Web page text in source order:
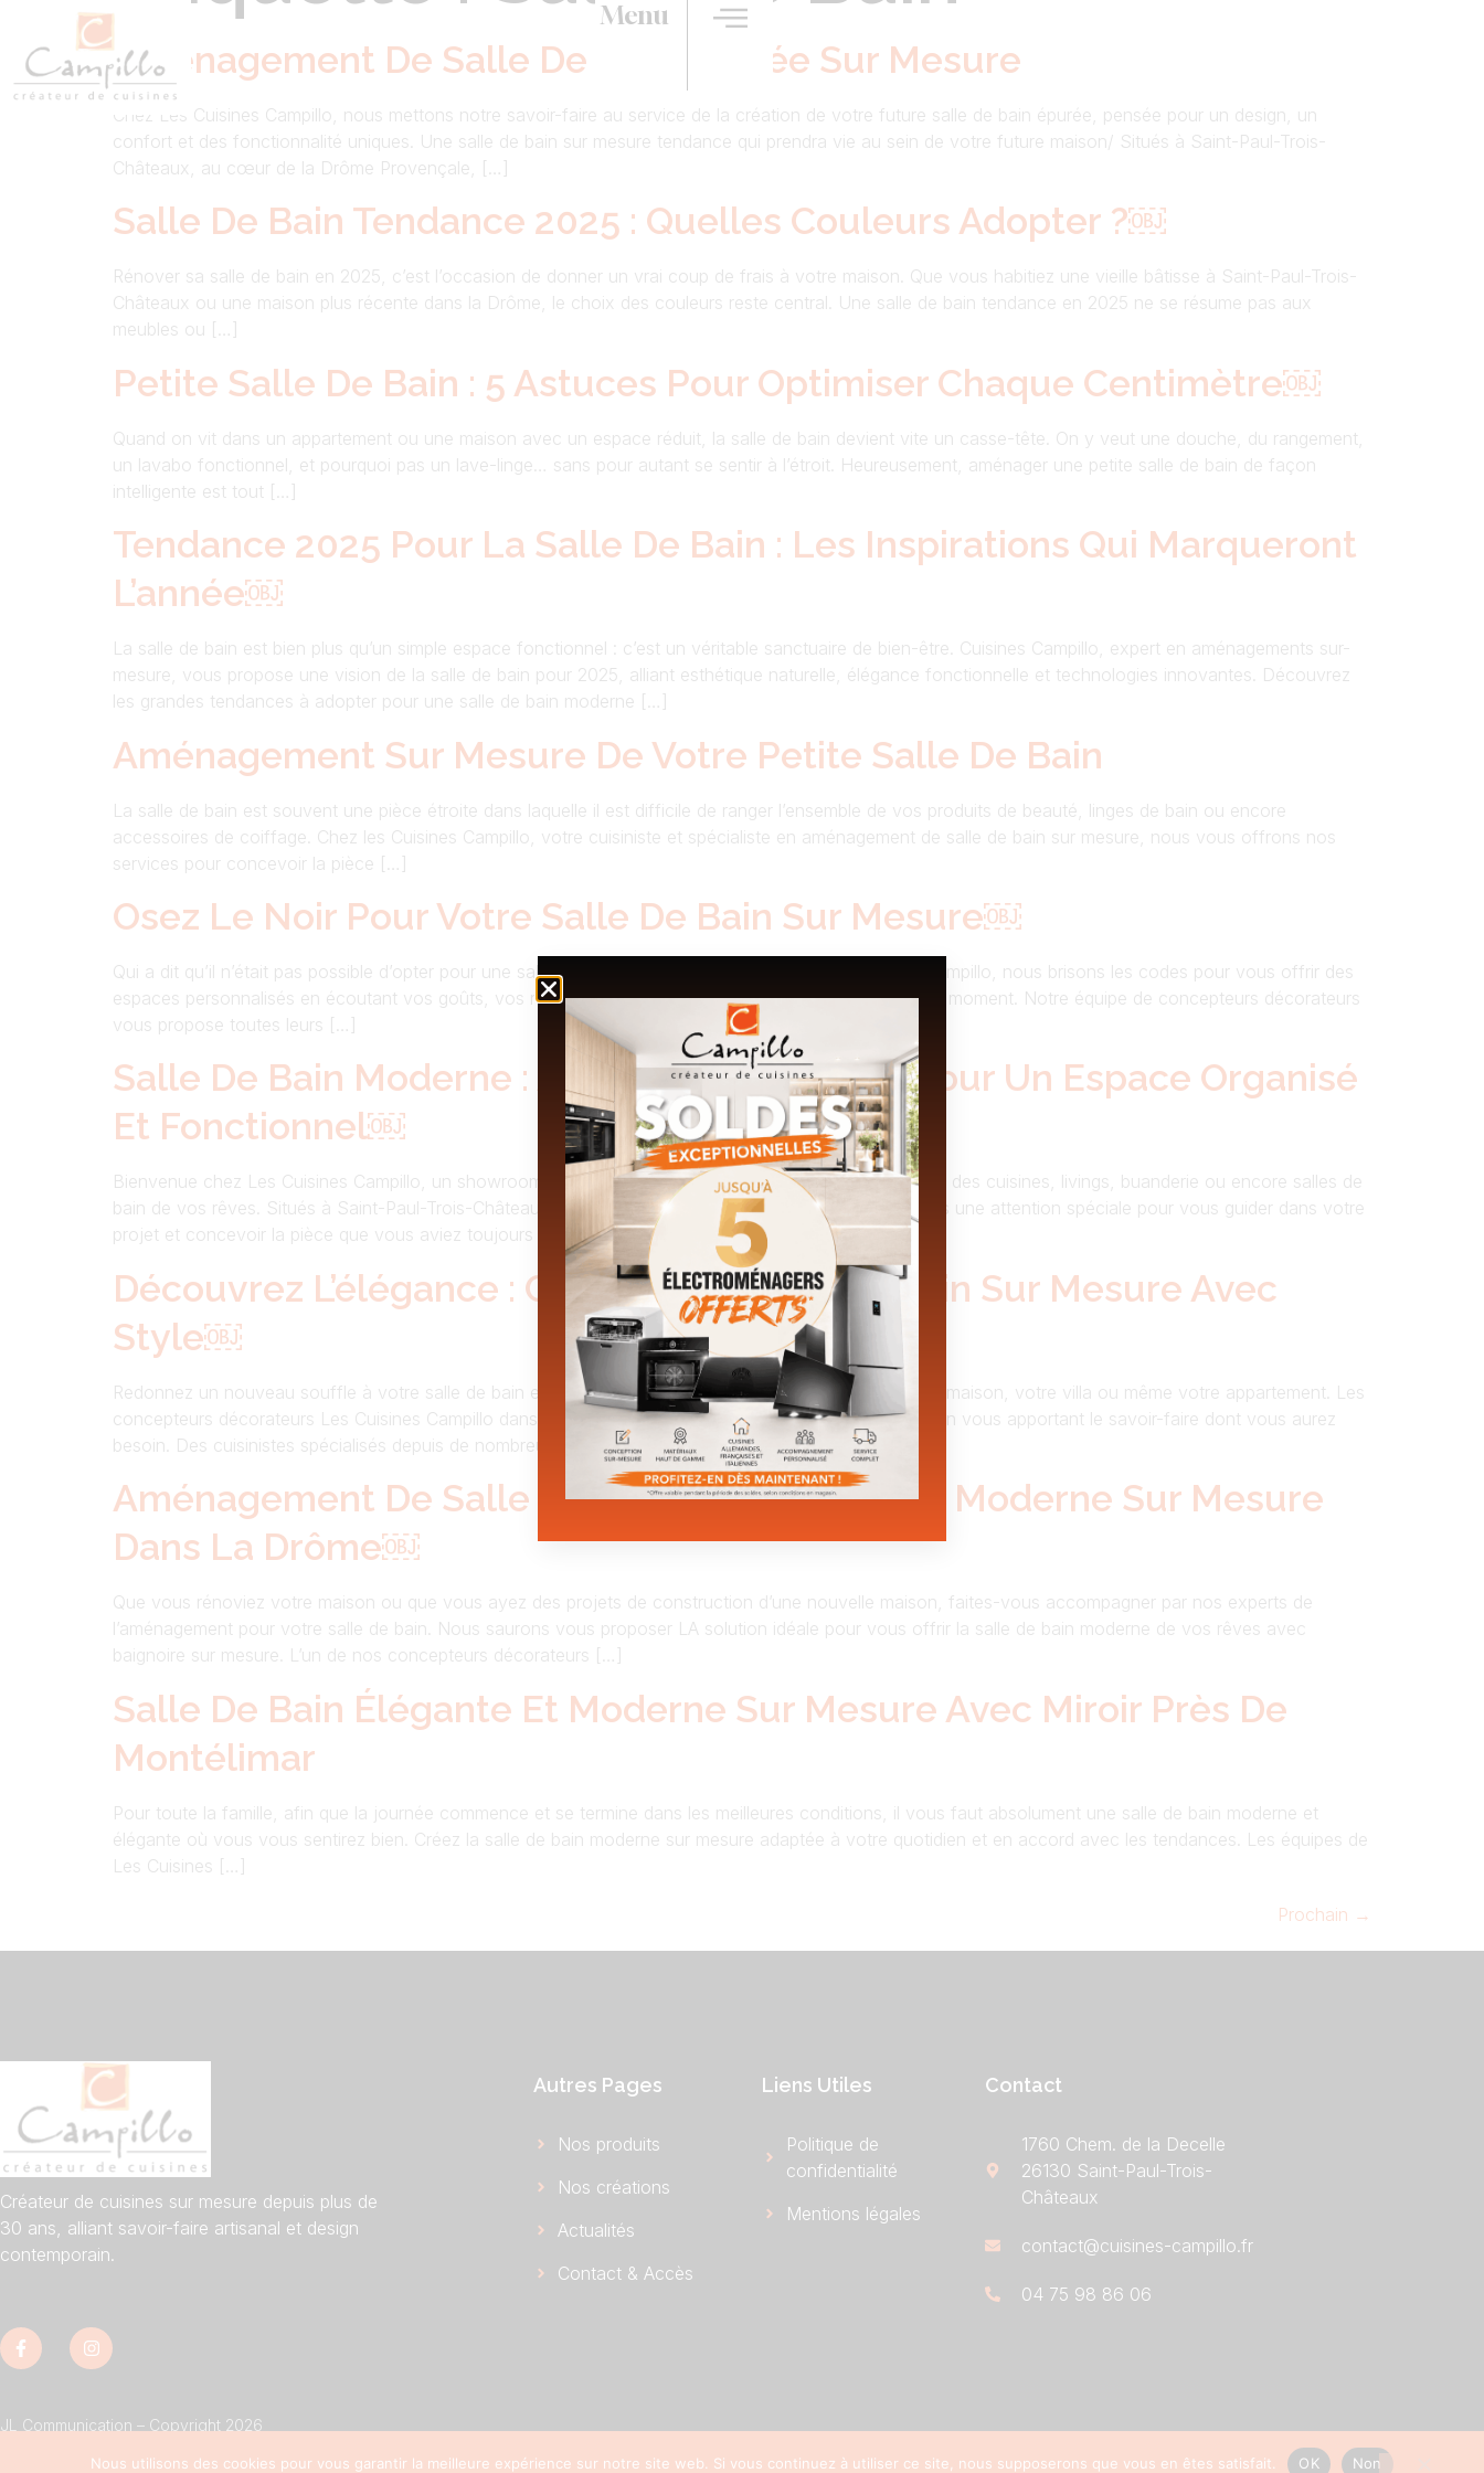
Menu
Aménagement De Salle De Bain Épurée Sur Mesure
Chez Les Cuisines Campillo, nous mettons notre savoir-faire au service de la création de votre future salle de bain épurée, pensée pour un design, un
confort et des fonctionnalité uniques. Une salle de bain sur mesure tendance qui prendra vie au sein de votre future maison/ Situés à Saint-Paul-Trois-
Châteaux, au cœur de la Drôme Provençale, […]
Salle De Bain Tendance 2025 : Quelles Couleurs Adopter ?￼
Rénover sa salle de bain en 2025, c’est l’occasion de donner un vrai coup de frais à votre maison. Que vous habitiez une vieille bâtisse à Saint-Paul-Trois-
Châteaux ou une maison plus récente dans la Drôme, le choix des couleurs reste central. Une salle de bain tendance en 2025 ne se résume pas aux
meubles ou […]
Petite Salle De Bain : 5 Astuces Pour Optimiser Chaque Centimètre￼
Quand on vit dans un appartement ou une maison avec un espace réduit, la salle de bain devient vite un casse-tête. On y veut une douche, du rangement,
un lavabo fonctionnel, et pourquoi pas un lave-linge… sans pour autant se sentir à l’étroit. Heureusement, aménager une petite salle de bain de façon
intelligente est tout […]
Tendance 2025 Pour La Salle De Bain : Les Inspirations Qui Marqueront
L’année￼
La salle de bain est bien plus qu’un simple espace fonctionnel : c’est un véritable sanctuaire de bien-être. Cuisines Campillo, expert en aménagements sur-
mesure, vous propose une vision de la salle de bain pour 2025, alliant esthétique naturelle, élégance fonctionnelle et technologies innovantes. Découvrez
les grandes tendances à adopter pour une salle de bain moderne […]
Aménagement Sur Mesure De Votre Petite Salle De Bain
La salle de bain est souvent une pièce étroite dans laquelle il est difficile de ranger l’ensemble de vos produits de beauté, linges de bain ou encore
accessoires de coiffage. Chez les Cuisines Campillo, votre cuisiniste et spécialiste en aménagement de salle de bain sur mesure, nous vous offrons nos
services pour concevoir la pièce […]
Osez Le Noir Pour Votre Salle De Bain Sur Mesure￼
Qui a dit qu’il n’était pas possible d’opter pour une salle de bain de couleur noire ? Chez Les Cuisines Campillo, nous brisons les codes pour vous offrir des
espaces personnalisés en écoutant vos goûts, vos rêves, tout en prenant en compte les tendances du moment. Notre équipe de concepteurs décorateurs
vous propose toutes leurs […]
Salle De Bain Moderne : Astuces Ingénieuses Pour Un Espace Organisé
Et Fonctionnel￼
Bienvenue chez Les Cuisines Campillo, un showroom entièrement dédié à la création de vos idées pour des cuisines, livings, buanderie ou encore salles de
bain de vos rêves. Situés à Saint-Paul-Trois-Châteaux près de Montélimar et d’Orange, nous accordons une attention spéciale pour vous guider dans votre
projet et concevoir la pièce que vous aviez toujours […]
Découvrez L’élégance : Créez Votre Salle De Bain Sur Mesure Avec
Style￼
Redonnez un nouveau souffle à votre salle de bain en la transformant en une pièce maîtresse de votre maison, votre villa ou même votre appartement. Les
concepteurs décorateurs Les Cuisines Campillo dans la Drôme vous accompagnent dans votre projet en vous apportant le savoir-faire dont vous aurez
besoin. Des cuisinistes spécialisés depuis de nombreuses années […]
Aménagement De Salle De Bain Avec Baignoire Moderne Sur Mesure
Dans La Drôme￼
Que vous rénoviez votre maison ou que vous ayez des projets de construction d’une nouvelle maison, faites-vous accompagner par nos experts de
l’aménagement pour votre salle de bain. Nous saurons vous proposer LA solution idéale pour vous offrir la salle de bain moderne de vos rêves avec
baignoire sur mesure. L’un de nos concepteurs décorateurs […]
Salle De Bain Élégante Et Moderne Sur Mesure Avec Miroir Près De
Montélimar
Pour toute la famille, afin que la journée commence et se termine dans les meilleures conditions, il vous faut absolument une salle de bain moderne et
élégante où vous vous sentirez bien. Créez la salle de bain moderne sur mesure adaptée à votre quotidien et en accord avec les tendances. Les équipes de
Les Cuisines […]
Prochain →
Créateur de cuisines sur mesure depuis plus de
30 ans, alliant savoir-faire artisanal et design
contemporain.
JL Communication – Copyright 2026
Autres Pages
Nos produits
Nos créations
Actualités
Contact & Accès
Liens Utiles
Politique de
confidentialité
Mentions légales
Contact
1760 Chem. de la Decelle
26130 Saint-Paul-Trois-
Châteaux
contact@cuisines-campillo.fr
04 75 98 86 06
Nous utilisons des cookies pour vous garantir la meilleure expérience sur notre site web. Si vous continuez à utiliser ce site, nous supposerons que vous en êtes satisfait. OK Non